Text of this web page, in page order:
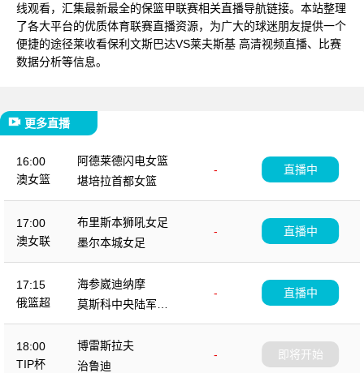
线观看，汇集最新最全的保篮甲联赛相关直播导航链接。本站整理
了各大平台的优质体育联赛直播资源，为广大的球迷朋友提供一个
便捷的途径莱收看保利文斯巴达VS莱夫斯基 高清视频直播、比赛
数据分析等信息。
更多直播
16:00
澳女篮
阿德莱德闪电女篮
-
堪培拉首都女篮
直播中
17:00
澳女联
布里斯本狮吼女足
-
墨尔本城女足
直播中
17:15
俄篮超
海参崴迪纳摩
-
莫斯科中央陆军B
队
直播中
18:00
TIP杯
博雷斯拉夫
-
治鲁迪
即将开始